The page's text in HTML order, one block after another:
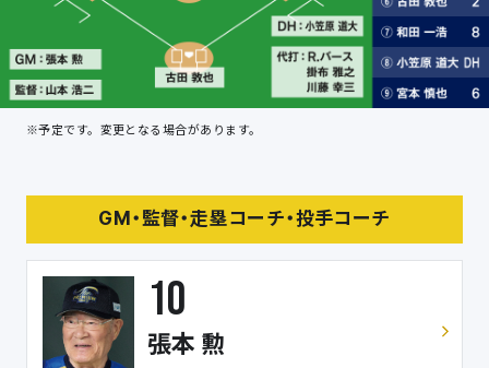
※予定です。変更となる場合があります。
GM ・監督・走塁コーチ・投手コーチ
10
張本 勲